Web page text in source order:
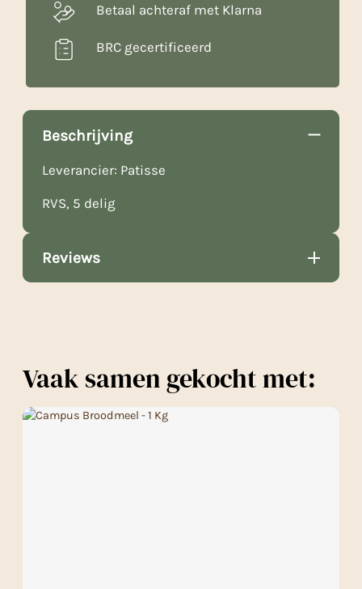
Betaal achteraf met Klarna
BRC gecertificeerd
Beschrijving
Leverancier: Patisse
RVS, 5 delig
Reviews
Vaak samen gekocht met: